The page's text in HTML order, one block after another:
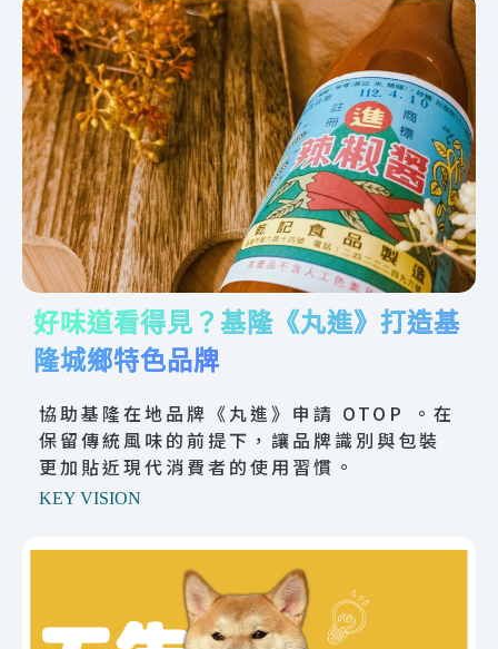
好味道看得見？基隆《丸進》打造基
隆城鄉特色品牌
協助基隆在地品牌《丸進》申請 OTOP 。在
保留傳統風味的前提下，讓品牌識別與包裝
更加貼近現代消費者的使用習慣。
KEY VISION